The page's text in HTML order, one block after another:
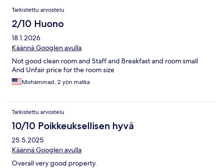
Tarkistettu arvostelu
2/10 Huono
18.1.2026
Käännä Googlen avulla
Not good clean room and Staff and Breakfast and room small
And Unfair price for the room size
Mohammad, 2 yön matka
Tarkistettu arvostelu
10/10 Poikkeuksellisen hyvä
25.5.2025
Käännä Googlen avulla
Overall very good property.